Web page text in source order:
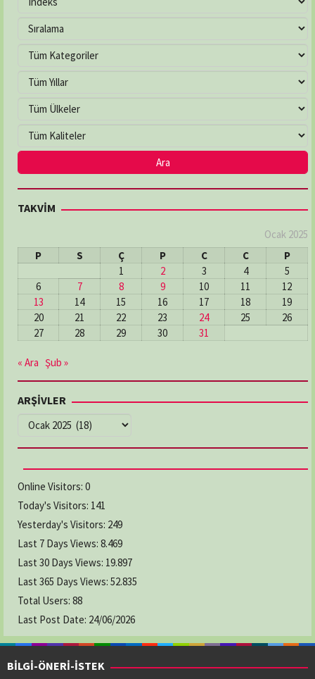
TAKVİM
Ocak 2025
P
S Ç P C C
P
1
2 3 4
5
6
7 8 9 10 11
12
13
14 15 16 17 18
19
20
21 22 23 24 25
26
27
28 29 30 31
« Ara Şub »
ARŞİVLER
ARŞİVLER
Online Visitors: 0
Today's Visitors: 141
Yesterday's Visitors: 249
Last 7 Days Views: 8.469
Last 30 Days Views: 19.897
Last 365 Days Views: 52.835
Total Users: 88
Last Post Date: 24/06/2026
BİLGİ-ÖNERİ-İSTEK